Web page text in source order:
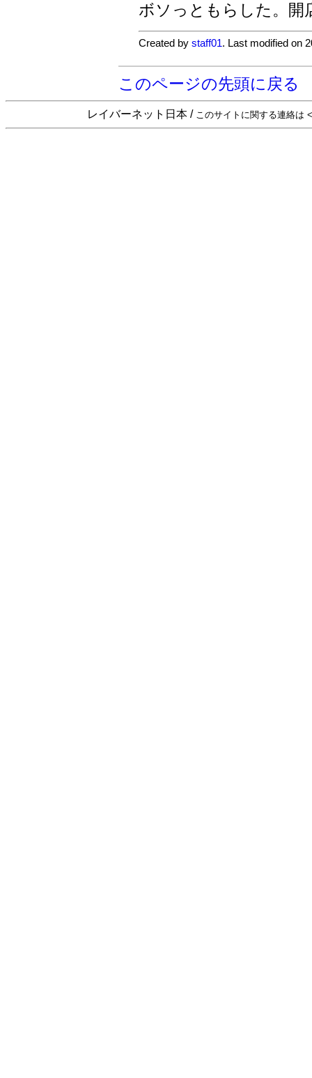
ボソっともらした。開
Created bystaff01. Last modified on
このページの先頭に戻る
レイバーネット日本 / このサイトに関する連絡は